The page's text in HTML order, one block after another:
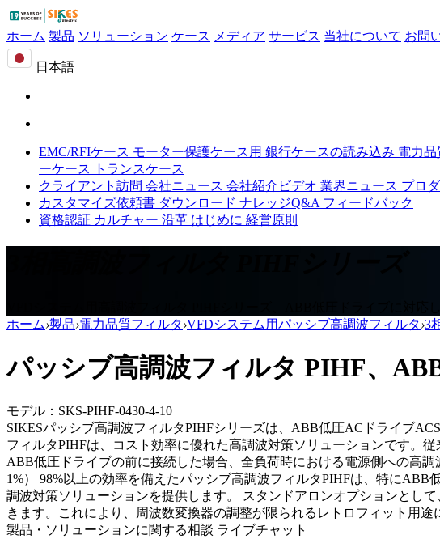
ホーム 製品 ソリューション ケース メディア サービス 当社について お問
日本語
EMC/RFIケース モーター保護ケース用 銀行ケースの読み込み 電力品
ーケース
トランスケース
クライアント訪問 会社ニュース 会社紹介ビデオ 業界ニュース プロ
カスタマイズ依頼書 ダウンロード ナレッジQ&A フィードバック
資格認証 カルチャー 沿革 はじめに 経営原則
VFDシステム用高調波フィルタ PIHFシリーズ、ABB低圧ドライブに対応
ホーム›製品›電力品質フィルタ›VFDシステム用パッシブ高調波フィルタ›3
パッシブ高調波フィルタ PIHF、
モデル：SKS-PIHF-0430-4-10
SIKESパッシブ高調波フィルタPIHFシリーズは、ABB低圧ACドライブ
フィルタPIHFは、コスト効率に優れた高調波対策ソリューションです。
ABB低圧ドライブの前に接続した場合、全負荷時における電源側への高
1%） 98%以上の効率を備えたパッシブ高調波フィルタPIHFは、特に
調波対策ソリューションを提供します。 スタンドアロンオプションとし
きます。これにより、周波数変換器の調整が限られるレトロフィット用途
製品・ソリューションに関する相談 ライブチャット